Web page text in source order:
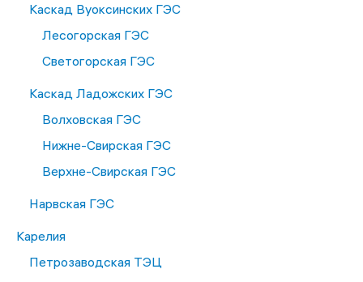
Каскад Вуоксинских ГЭС
Лесогорская ГЭС
Светогорская ГЭС
Каскад Ладожских ГЭС
Волховская ГЭС
Нижне-Свирская ГЭС
Верхне-Свирская ГЭС
Нарвская ГЭС
Карелия
Петрозаводская ТЭЦ